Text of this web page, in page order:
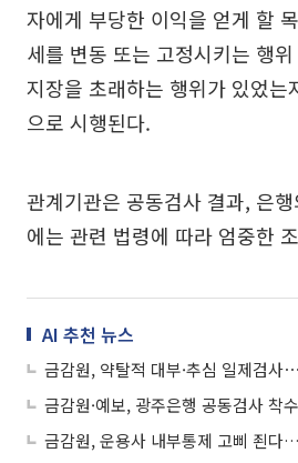
자에게 부당한 이익을 얻게 할
세를 변동 또는 고정시키는 행
지장을 초래하는 행위가 있었는
으로 시행된다.
관계기관은 공동검사 결과, 은
에는 관련 법령에 따라 엄중한
AI 추천 뉴스